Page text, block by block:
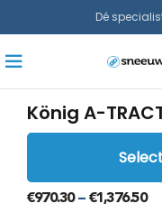
Dé
König A-
€970.30– €1,376.50